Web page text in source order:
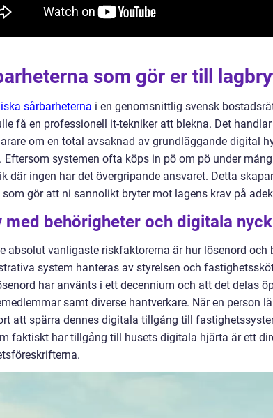
som gör er till
sårbarheterna i en genomsnittlig svensk
få en professionell it-tekniker att blekna. Det
om en total avsaknad av grundläggande digital
Eftersom systemen ofta köps in pö om pö under
där ingen har det övergripande ansvaret. Detta
som gör att ni sannolikt bryter mot lagens krav på
med behörigheter och digitala
absolut vanligaste riskfaktorerna är hur lösenord och
system hanteras av styrelsen och
har använts i ett decennium och att det delas
samt diverse hantverkare. När en person
att spärra dennes digitala tillgång till
faktiskt har tillgång till husets digitala hjärta är ett